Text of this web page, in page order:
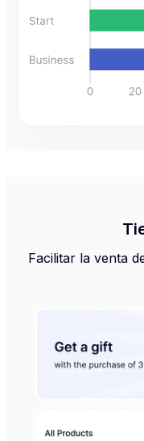
Facilitar la venta